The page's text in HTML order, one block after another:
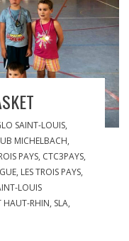
SAINT-LOUIS,
MICHELBACH,
PAYS, CTC3PAYS,
, LES TROIS PAYS,
LOUIS
HAUT-RHIN, SLA,